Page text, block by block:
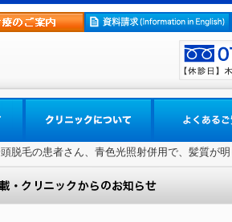
脱毛の患者さん、青色光照射併用で、髪質が明